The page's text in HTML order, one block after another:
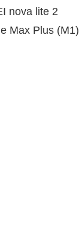
nova lite 2
Max Plus (M1)